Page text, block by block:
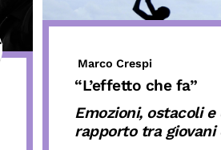
Marco Crespi
“L’effetto che fa”
Emozioni, ostacoli
rapporto tra giovani